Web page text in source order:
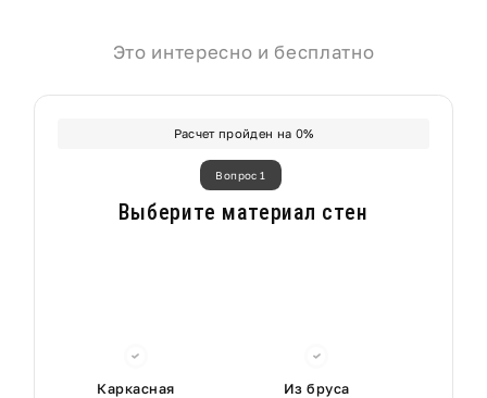
Это интересно и бесплатно
Расчет пройден на 0%
Вопрос 1
Выберите материал стен
Каркасная Из бруса